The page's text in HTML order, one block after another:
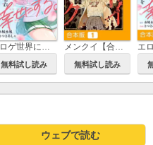
エロゲ世界に転生した俺が、推しへの愛で寝取られヒロインを幸せにする。
無料試し読み
メンクイ【合本版】
無料試し読み
ウェブで読む